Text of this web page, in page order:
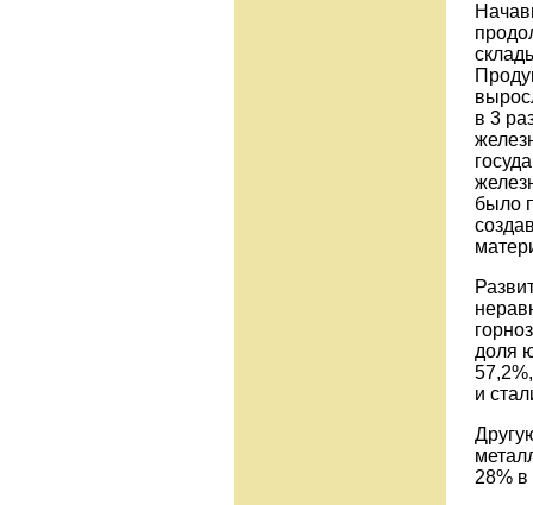
в 3
было
доля
и
28% в